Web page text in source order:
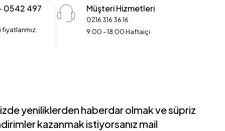
0542 497 Müşteri Hizmetleri
0216 316 36 16
9:00 - 18:00 Haftaiçi
yeniliklerden haberdar olmak ve süpriz
kazanmak istiyorsanız mail